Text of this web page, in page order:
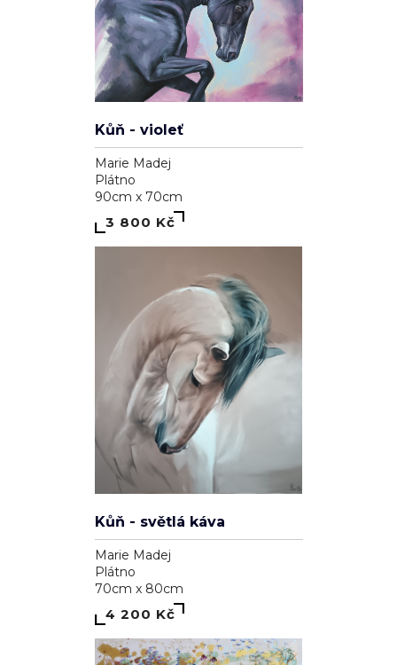
Kůň - violeť
Marie Madej
Plátno
90cm x 70cm
3 800 Kč
Kůň - světlá káva
Marie Madej
Plátno
70cm x 80cm
4 200 Kč